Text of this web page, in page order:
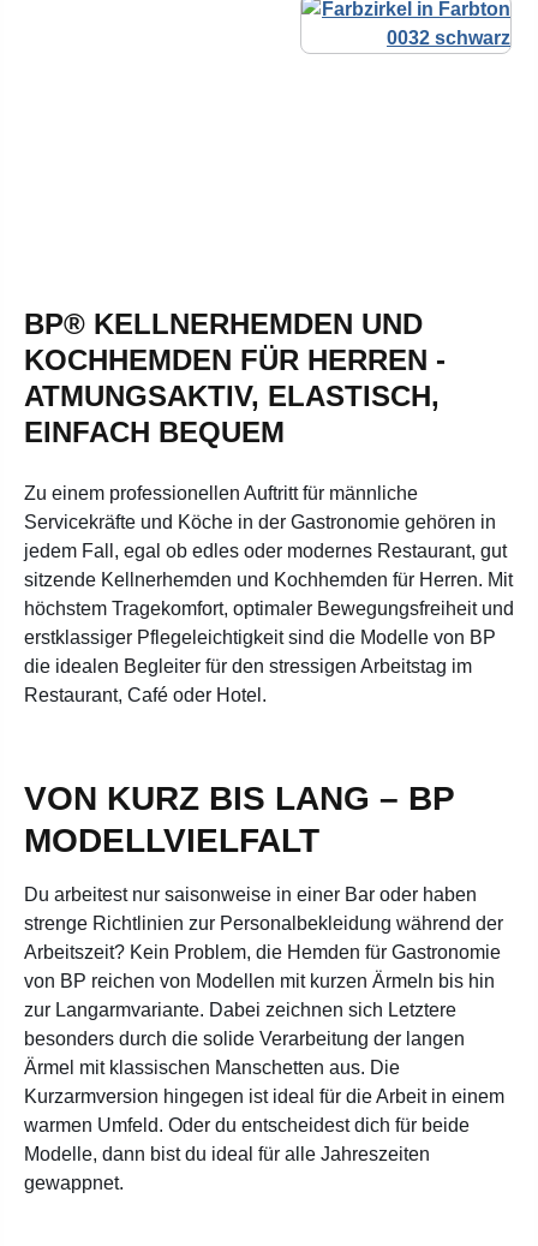
BP® KELLNERHEMDEN UND
KOCHHEMDEN FÜR HERREN -
ATMUNGSAKTIV, ELASTISCH,
EINFACH BEQUEM
Zu einem professionellen Auftritt für männliche
Servicekräfte und Köche in der Gastronomie gehören in
jedem Fall, egal ob edles oder modernes Restaurant, gut
sitzende Kellnerhemden und Kochhemden für Herren. Mit
höchstem Tragekomfort, optimaler Bewegungsfreiheit und
erstklassiger Pflegeleichtigkeit sind die Modelle von BP
die idealen Begleiter für den stressigen Arbeitstag im
Restaurant, Café oder Hotel.
VON KURZ BIS LANG – BP
MODELLVIELFALT
Du arbeitest nur saisonweise in einer Bar oder haben
strenge Richtlinien zur Personalbekleidung während der
Arbeitszeit? Kein Problem, die Hemden für Gastronomie
von BP reichen von Modellen mit kurzen Ärmeln bis hin
zur Langarmvariante. Dabei zeichnen sich Letztere
besonders durch die solide Verarbeitung der langen
Ärmel mit klassischen Manschetten aus. Die
Kurzarmversion hingegen ist ideal für die Arbeit in einem
warmen Umfeld. Oder du entscheidest dich für beide
Modelle, dann bist du ideal für alle Jahreszeiten
gewappnet.